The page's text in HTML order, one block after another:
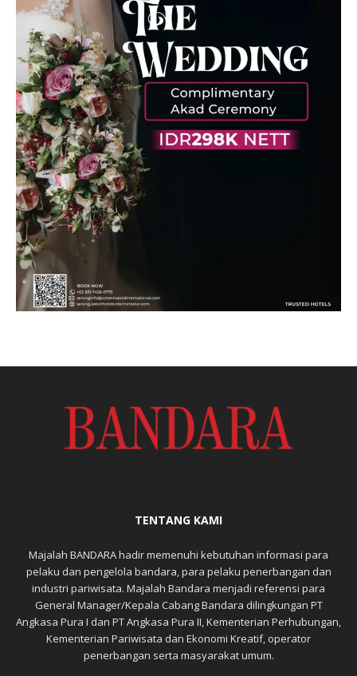
TENTANG KAMI
Majalah BANDARA hadir memenuhi kebutuhan informasi para
pelaku dan pengelola bandara, para pelaku penerbangan dan
industri pariwisata. Majalah Bandara menjadi referensi para
General Manager/Kepala Cabang Bandara dilingkungan PT
Angkasa Pura I dan PT Angkasa Pura II, Kementerian Perhubungan,
Kementerian Pariwisata dan Ekonomi Kreatif, operator
penerbangan serta masyarakat umum.